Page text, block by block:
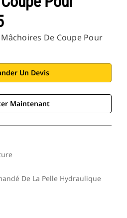
De Coupe Pour
Un Devis
Maintenant
De La Pelle Hydraulique